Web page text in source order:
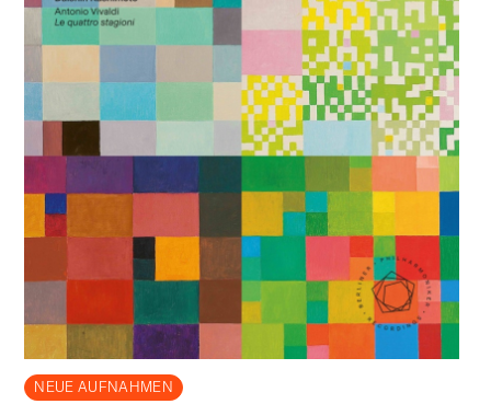
NEUE AUFNAHMEN